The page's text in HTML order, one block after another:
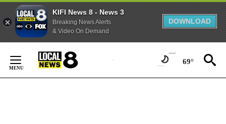
KIFI News 8 - News 3
Breaking News Alerts
& Video On Demand
DOWNLOAD
Content
69°